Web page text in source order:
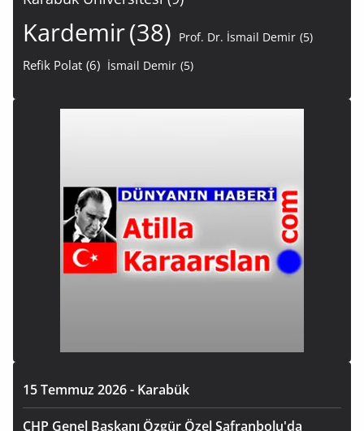
Kardemir(38) Prof. Dr. İsmail Demir (5)
Refik Polat (6) İsmail Demir (5)
15 Temmuz 2026 - Karabük
CHP Genel Başkanı Özgür Özel Safranbolu'da